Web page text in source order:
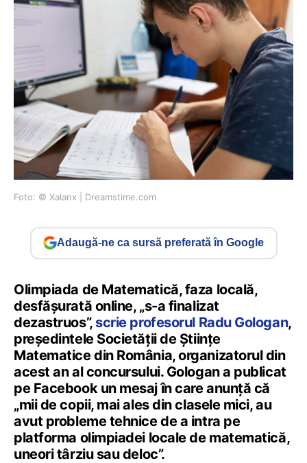
Foto: © Xalanx | Dreamstime.com
Adaugă-ne ca sursă preferată în Google
Olimpiada de Matematică, faza locală,
desfășurată online, „s-a finalizat
dezastruos”, scrie profesorul Radu Gologan,
președintele Societății de Științe
Matematice din România, organizatorul din
acest an al concursului. Gologan a publicat
pe Facebook un mesaj în care anunță că
„mii de copii, mai ales din clasele mici, au
avut probleme tehnice de a intra pe
platforma olimpiadei locale de matematică,
uneori târziu sau deloc”.